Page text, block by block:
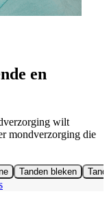
en
wilt
mondverzorging die
Tanden bleken